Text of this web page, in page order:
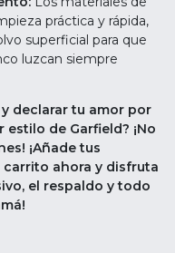
práctica y rápida,
superficial para que
luzcan siempre
declarar tu amor por
de Garfield? ¡No
¡Añade tus
carrito ahora y disfruta
el respaldo y todo